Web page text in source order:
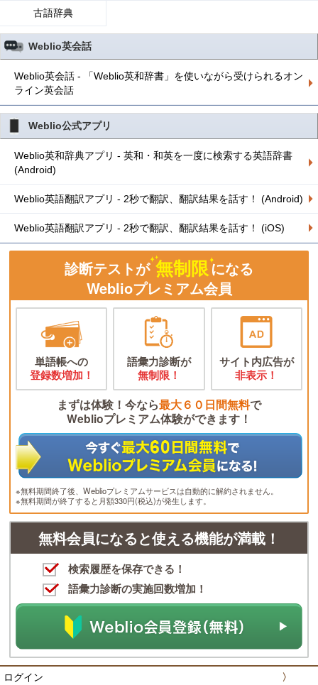
古語辞典
Weblio英会話
Weblio英会話 - 「Weblio英和辞書」を使いながら受けられるオン
ライン英会話
Weblio公式アプリ
Weblio英和辞典アプリ - 英和・和英を一度に検索する英語辞書
(Android)
Weblio英語翻訳アプリ - 2秒で翻訳、翻訳結果を話す！ (Android)
Weblio英語翻訳アプリ - 2秒で翻訳、翻訳結果を話す！ (iOS)
診断テストが 無制限になる
Weblioプレミアム会員
単語帳への
登録数増加！
語彙力診断が
無制限！
サイト内広告が
非表示！
まずは体験！今なら最大６０日間無料で
Weblioプレミアム体験ができます！
※無料期間終了後、Weblioプレミアムサービスは自動的に解約されません。
※無料期間が終了すると月額330円(税込)が発生します。
無料会員になると使える機能が満載！
検索履歴を保存できる！
語彙力診断の実施回数増加！
ログイン 〉